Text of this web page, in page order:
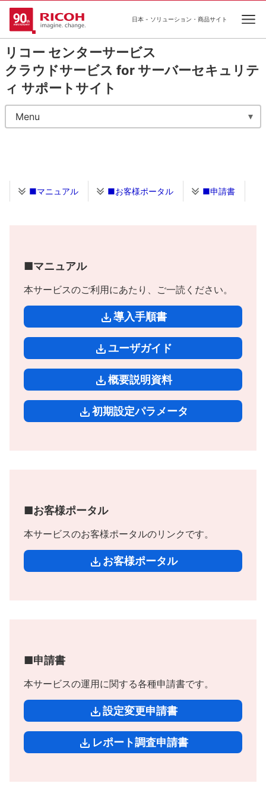
日本 - ソリューション・商品サイト
リコー センターサービス
クラウドサービス for サーバーセキュリテ
ィ サポートサイト
Menu
■マニュアル ■お客様ポータル ■申請書
■マニュアル
本サービスのご利用にあたり、ご一読ください。
導入手順書
ユーザガイド
概要説明資料
初期設定パラメータ
■お客様ポータル
本サービスのお客様ポータルのリンクです。
お客様ポータル
■申請書
本サービスの運用に関する各種申請書です。
設定変更申請書
レポート調査申請書